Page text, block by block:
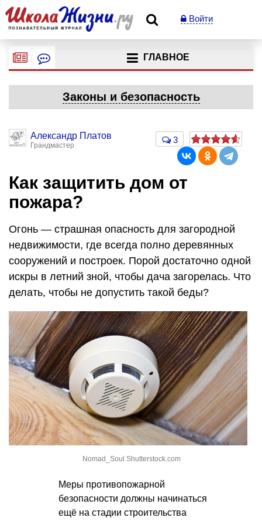
Войти
ГЛАВНОЕ
Законы и безопасность
Александр Платов
Грандмастер
3
Как защитить дом от
пожара?
Огонь — страшная опасность для загородной
недвижимости, где всегда полно деревянных
сооружений и построек. Порой достаточно одной
искры в летний зной, чтобы дача загорелась. Что
делать, чтобы не допустить такой беды?
Nomad_Soul Shutterstock.com
Меры противопожарной
безопасности должны начинаться
ещё на стадии строительства